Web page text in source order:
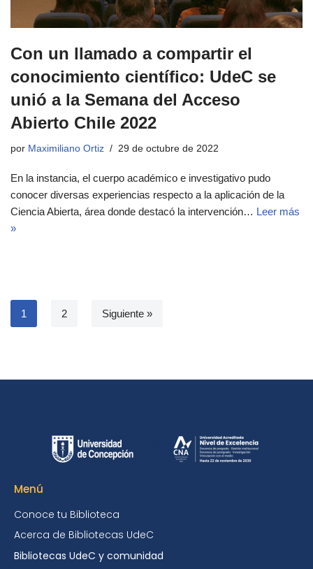
Con un llamado a compartir el
conocimiento científico: UdeC se
unió a la Semana del Acceso
Abierto Chile 2022
por Maximiliano Ortiz 29 de octubre de 2022
En la instancia, el cuerpo académico e investigativo pudo
conocer diversas experiencias respecto a la aplicación de la
Ciencia Abierta, área donde destacó la intervención… Leer más
»
1 2 Siguiente »
Menú
Conoce tu Biblioteca
Acerca de Bibliotecas UdeC
Bibliotecas UdeC y comunidad